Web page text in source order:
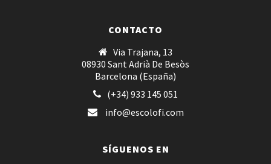
CONTACTO
Via Trajana, 13
08930 Sant Adrià De Besòs
Barcelona (España)
(+34) 933 145 051
info@escolofi.com
SÍGUENOS EN